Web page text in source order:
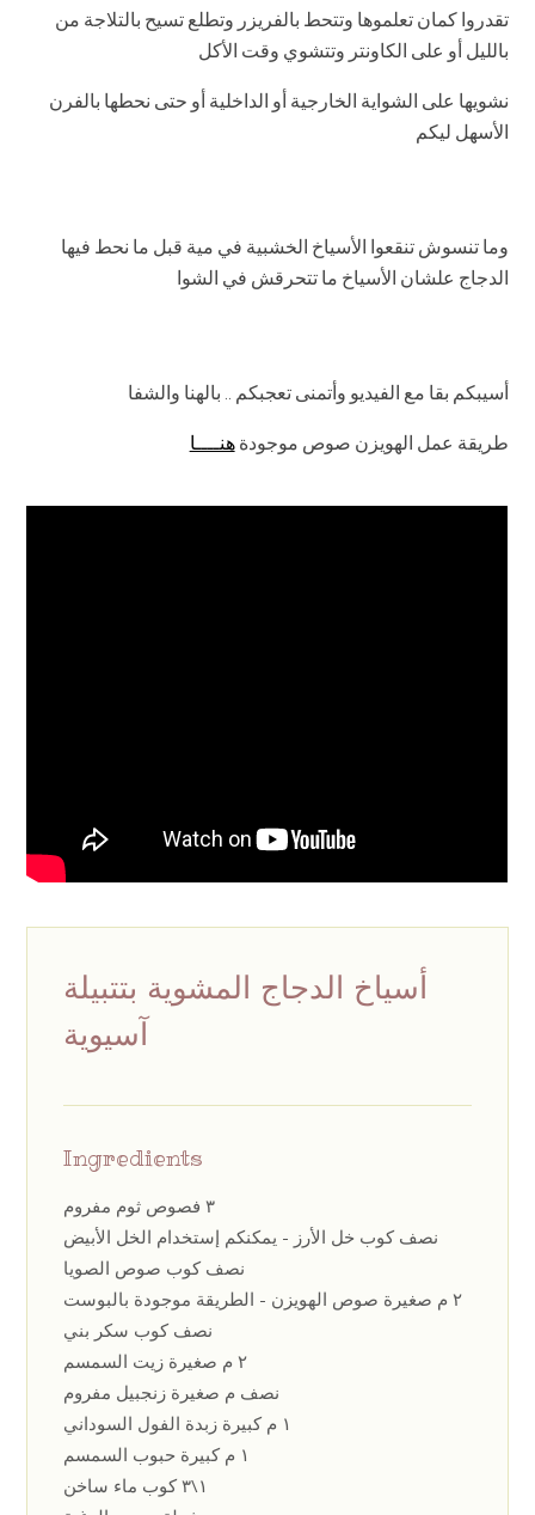
تقدروا كمان تعلموها وتتحط بالفريزر وتطلع تسيح بالتلاجة من
بالليل أو على الكاونتر وتتشوي وقت الأكل
نشويها على الشواية الخارجية أو الداخلية أو حتى نحطها بالفرن
الأسهل ليكم
وما تنسوش تنقعوا الأسياخ الخشبية في مية قبل ما نحط فيها
الدجاج علشان الأسياخ ما تتحرقش في الشوا
أسيبكم بقا مع الفيديو وأتمنى تعجبكم .. بالهنا والشفا
طريقة عمل الهويزن صوص موجودةهنــــا
أسياخ الدجاج المشوية بتتبيلة
آسيوية
Ingredients
٣ فصوص ثوم مفروم
نصف كوب خل الأرز - يمكنكم إستخدام الخل الأبيض
نصف كوب صوص الصويا
٢ م صغيرة صوص الهويزن - الطريقة موجودة بالبوست
نصف كوب سكر بني
٢ م صغيرة زيت السمسم
نصف م صغيرة زنجبيل مفروم
١ م كبيرة زبدة الفول السوداني
١ م كبيرة حبوب السمسم
١\٣ كوب ماء ساخن